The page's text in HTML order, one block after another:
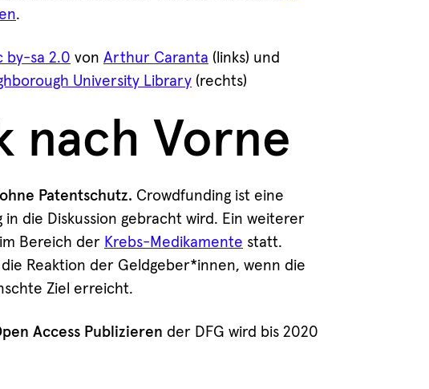
.
by-sa 2.0 von Arthur Caranta (links) und
University Library (rechts)
nach Vorne
Patentschutz. Crowdfunding ist eine
in die Diskussion gebracht wird. Ein weiterer
Bereich der Krebs-Medikamente statt.
Reaktion der Geldgeber*innen, wenn die
Ziel erreicht.
Access Publizieren der DFG wird bis 2020